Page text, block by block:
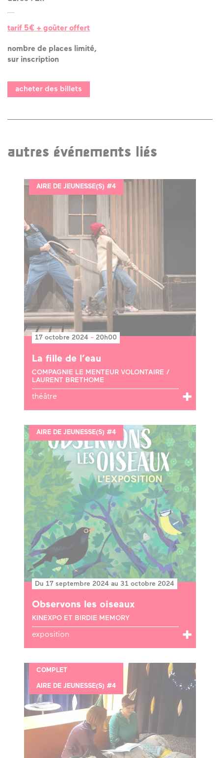
tarif 5€ + goûter offert
nombre de places limité,
sur inscription
acheter des billets
autres événements liés
AIRE DE JEUNESSE(S) #4
17 octobre 2024 - 20h00
La fille de l’eau
COMPAGNIE LE MENTEUR VOLONTAIRE /
LAURENT BRETHOME
théâtre
AIRE DE JEUNESSE(S) #4
Du 17 septembre 2024 au 31 octobre 2024
Observons les oiseaux
KINEXPO ET BIRDIE MEMORY
exposition
COMPLET
AIRE DE JEUNESSE(S) #4